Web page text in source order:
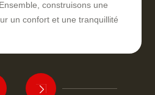
construisons une
un confort et une tranquillité